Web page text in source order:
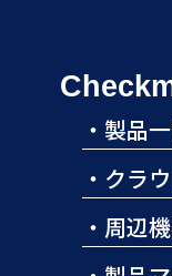
・ 製品
・ クラ
・ 周辺